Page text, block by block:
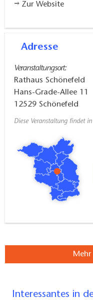
Zur Website
Adresse
Veranstaltungsort:
Rathaus Schönefeld
Hans-Grade-Allee 11
12529 Schönefeld
Diese Veranstaltung findet
Interessantes in